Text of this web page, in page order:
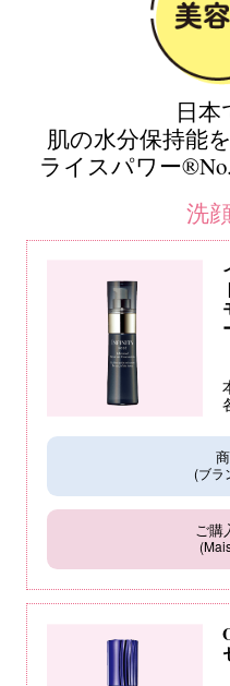
日本
肌の水分保持能
ライスパワー
洗
(ブラ
ご購